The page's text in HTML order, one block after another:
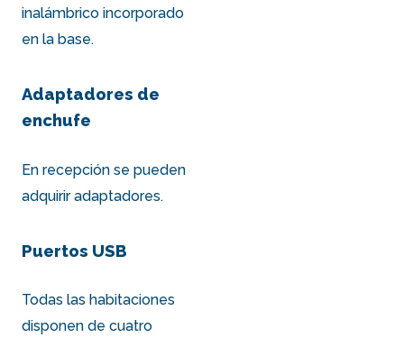
inalámbrico incorporado
en la base.
Adaptadores de
enchufe
En recepción se pueden
adquirir adaptadores.
Puertos USB
Todas las habitaciones
disponen de cuatro